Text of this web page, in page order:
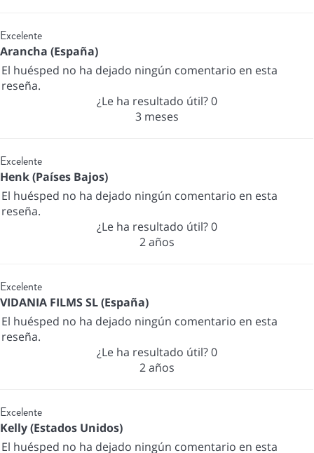
Excelente
Arancha (España)
El huésped no ha dejado ningún comentario en esta
reseña.
¿Le ha resultado útil?0
3 meses
Excelente
Henk (Países Bajos)
El huésped no ha dejado ningún comentario en esta
reseña.
¿Le ha resultado útil?0
2 años
Excelente
VIDANIA FILMS SL (España)
El huésped no ha dejado ningún comentario en esta
reseña.
¿Le ha resultado útil?0
2 años
Excelente
Kelly (Estados Unidos)
El huésped no ha dejado ningún comentario en esta